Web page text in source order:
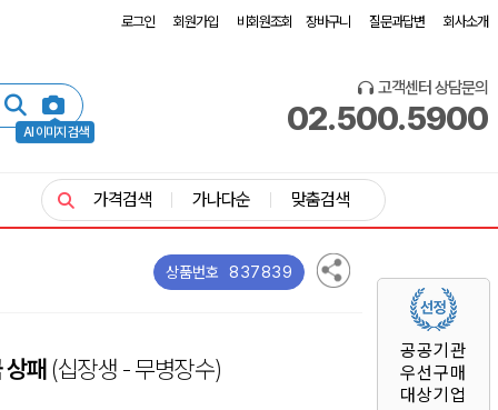
로그인 회원가입 비회원조회 장바구니 질문과답변 회사소개
AI 이미지 검색
고객센터 상담문의
02.500.5900
공공기관
우선구매
대상기업
가격검색 가나다순 맞춤검색
상품번호 837839
상패(십장생 - 무병장수)